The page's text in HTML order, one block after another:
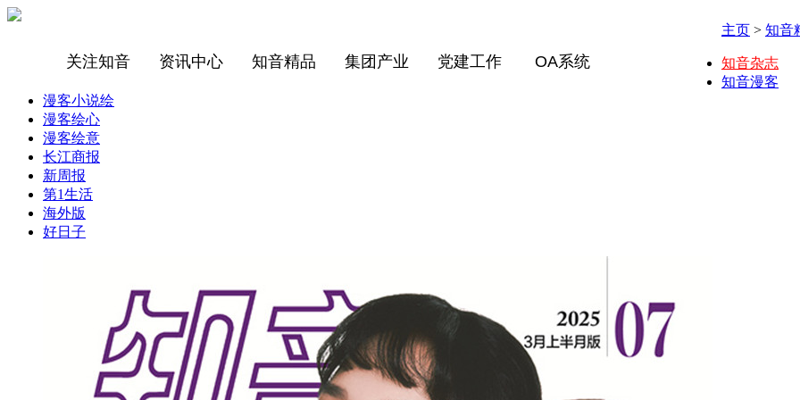
关注知音 资讯中心 知音精品 集团产业 党建工作 OA系统
主页 > 知音
知音杂志
知音漫客
漫客小说绘
漫客绘心
漫客绘意
长江商报
新周报
第1生活
海外版
好日子